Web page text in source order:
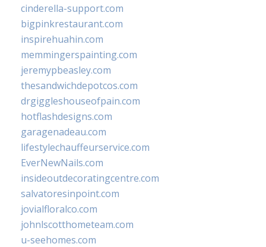
cinderella-support.com
bigpinkrestaurant.com
inspirehuahin.com
memmingerspainting.com
jeremypbeasley.com
thesandwichdepotcos.com
drgiggleshouseofpain.com
hotflashdesigns.com
garagenadeau.com
lifestylechauffeurservice.com
EverNewNails.com
insideoutdecoratingcentre.com
salvatoresinpoint.com
jovialfloralco.com
johnlscotthometeam.com
u-seehomes.com